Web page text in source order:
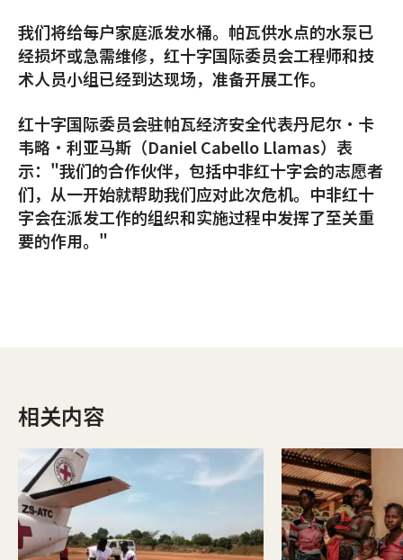
我们将给每户家庭派发水桶。帕瓦供水点的水泵已
经损坏或急需维修，红十字国际委员会工程师和技
术人员小组已经到达现场，准备开展工作。
红十字国际委员会驻帕瓦经济安全代表丹尼尔·卡
韦略·利亚马斯（Daniel Cabello Llamas）表
示："我们的合作伙伴，包括中非红十字会的志愿者
们，从一开始就帮助我们应对此次危机。中非红十
字会在派发工作的组织和实施过程中发挥了至关重
要的作用。"
相关内容